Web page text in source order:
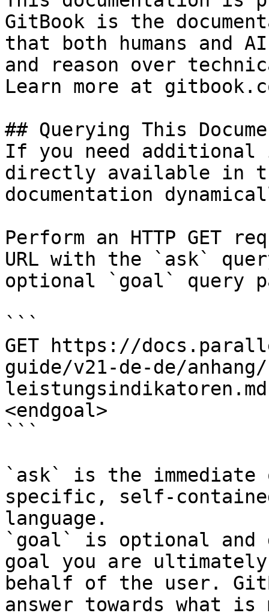
GitBook is the
that both humans and
and reason over
Learn more at
## Querying This
If you need
directly available in
documentation
Perform an HTTP GET
URL with the `ask`
optional `goal` query
```
GET https://
guide/v21-de-de/
<endgoal>
```
`ask` is the
specific, self-
language.
`goal` is optional and
goal you are
behalf of the user.
answer towards what